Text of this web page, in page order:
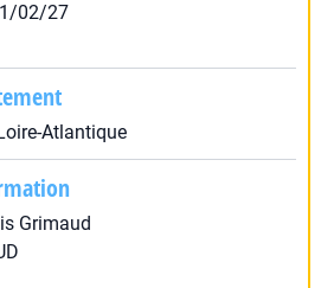
02/27
Atlantique
Grimaud